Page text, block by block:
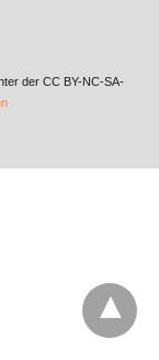
der CC BY-NC-SA-